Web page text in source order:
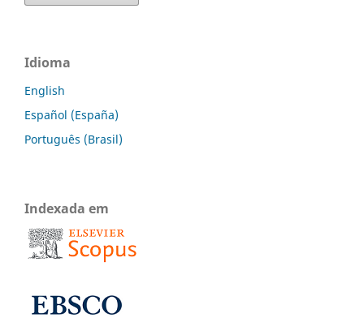
Idioma
English
Español (España)
Português (Brasil)
Indexada em